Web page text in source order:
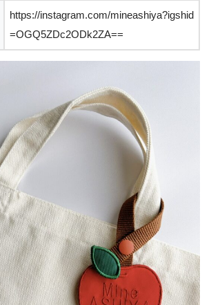
https://instagram.com/mineashiya?igshid
=OGQ5ZDc2ODk2ZA==